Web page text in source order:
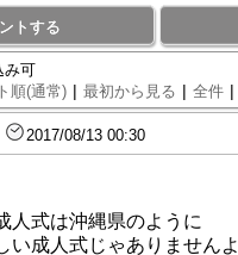
トする
み可
順(通常) | 最初から見る | 全件 |
2017/08/13 00:30
人式は沖縄県のように
い成人式じゃありませんよ